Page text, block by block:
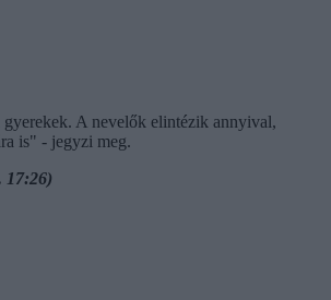
A nevelők elintézik annyival,
is" - jegyzi meg.
17:26)